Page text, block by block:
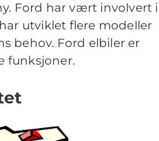
Ford har vært involvert i
utviklet flere modeller
behov. Ford elbiler er
funksjoner.